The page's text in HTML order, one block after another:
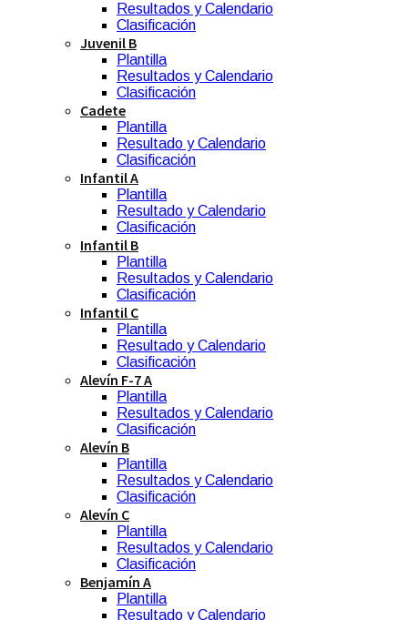
Resultados y Calendario
Clasificación
Juvenil B
Plantilla
Resultados y Calendario
Clasificación
Cadete
Plantilla
Resultado y Calendario
Clasificación
Infantil A
Plantilla
Resultado y Calendario
Clasificación
Infantil B
Plantilla
Resultados y Calendario
Clasificación
Infantil C
Plantilla
Resultado y Calendario
Clasificación
Alevín F-7 A
Plantilla
Resultados y Calendario
Clasificación
Alevín B
Plantilla
Resultados y Calendario
Clasificación
Alevín C
Plantilla
Resultados y Calendario
Clasificación
Benjamín A
Plantilla
Resultado y Calendario